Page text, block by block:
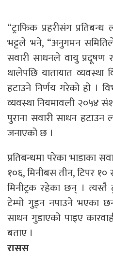
“ट्राफिक प्रहरीसंग
भट्टले भने, “अनुगमन
सवारी साधनले वायु प्रदूषण
थालेपछि यातायात
हटाउने निर्णय गरेको हो ।
व्यवस्था नियमावली २०५४
पुराना सवारी साधन हटाउन
जनाएको छ ।
प्रतिबन्धमा परेका भाडाका
१०६, मिनीबस तीन, टिपर
मिनीट्रक रहेका छन् । त्यस्तै
टेम्पो गुड्न नपाउने भएका
साधन गुडाएको पाइए
बताए ।
रासस